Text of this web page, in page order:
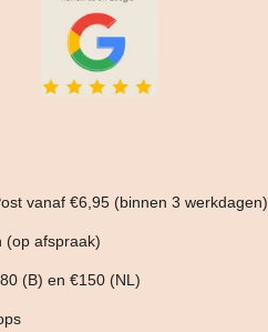
vanaf €6,95 (binnen 3 werkdagen)
(op afspraak)
(B) en €150 (NL)